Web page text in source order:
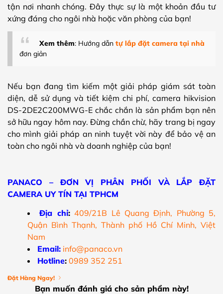
tận nơi nhanh chóng. Đây thực sự là một khoản đầu tư
xứng đáng cho ngôi nhà hoặc văn phòng của bạn!
Xem thêm: Hướng dẫn tự lắp đặt camera tại nhà
đơn giản
Nếu bạn đang tìm kiếm một giải pháp giám sát toàn
diện, dễ sử dụng và tiết kiệm chi phí, camera hikvision
DS-2DE2C200MWG-E chắc chắn là sản phẩm bạn nên
sở hữu ngay hôm nay. Đừng chần chừ, hãy trang bị ngay
cho mình giải pháp an ninh tuyệt vời này để bảo vệ an
toàn cho ngôi nhà và doanh nghiệp của bạn!
PANACO – ĐƠN VỊ PHÂN PHỐI VÀ LẮP ĐẶT
CAMERA UY TÍN TẠI TPHCM
Địa chỉ: 409/21B Lê Quang Định, Phường 5,
Quận Bình Thạnh, Thành phố Hồ Chí Minh, Việt
Nam
Email: info@panaco.vn
Hotline: 0989 352 251
Đặt Hàng Ngay!
Bạn muốn đánh giá cho sản phẩm này!